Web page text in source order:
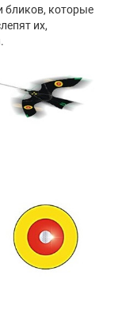
бликов, которые
их,